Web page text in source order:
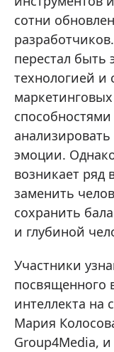
сотни
перестал быть
технологией и
анализировать
эмоции.
возникает
заменить
сохранить
и глубиной
Участники
посвященного
интеллекта на
Мария
Group4Media,